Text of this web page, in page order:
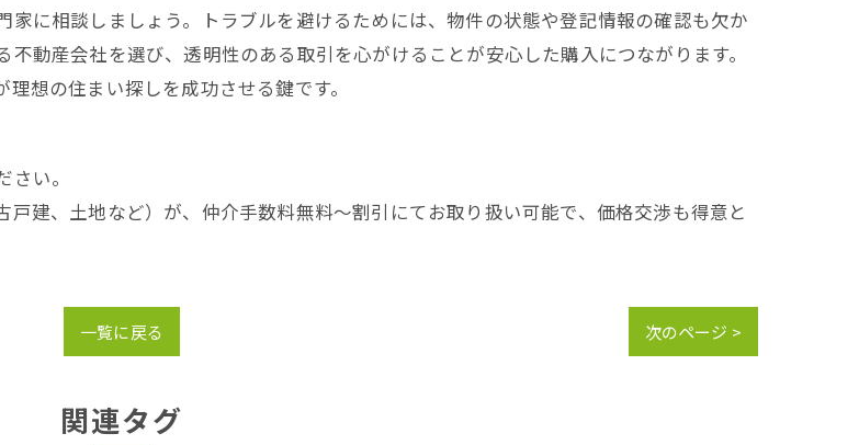
に相談しましょう。トラブルを避けるためには、物件の状態や登記情報の確認も欠か
動産会社を選び、透明性のある取引を心がけることが安心した購入につながります。
想の住まい探しを成功させる鍵です。
い。
建、土地など）が、仲介手数料無料～割引にてお取り扱い可能で、価格交渉も得意と
一覧に戻る 次のページ >
関連タグ